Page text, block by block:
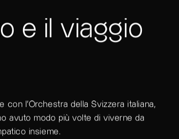
e il viaggio
l’Orchestra della Svizzera italiana,
avuto modo più volte di viverne da
insieme.